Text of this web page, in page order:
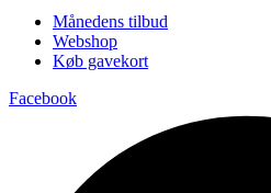
Månedens tilbud
Webshop
Køb gavekort
Facebook